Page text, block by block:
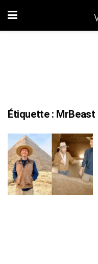
Étiquette : MrBeast